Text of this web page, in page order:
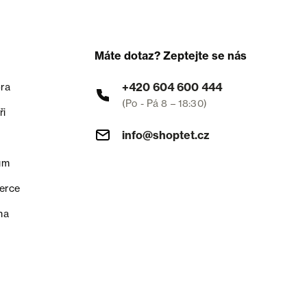
Máte dotaz? Zeptejte se nás
+420 604 600 444
(Po - Pá 8 – 18:30)
info@shoptet.cz